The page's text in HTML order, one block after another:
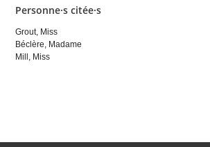
Personne·s citée·s
Grout, Miss
Béclère, Madame
Mill, Miss